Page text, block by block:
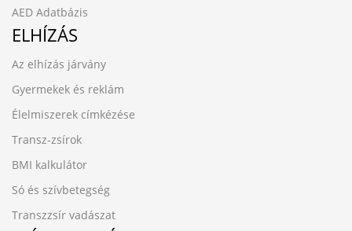
AED Adatbázis
ELHÍZÁS
Az elhízás járvány
Gyermekek és reklám
Élelmiszerek címkézése
Transz-zsírok
BMI kalkulátor
Só és szívbetegség
Transzzsír vadászat